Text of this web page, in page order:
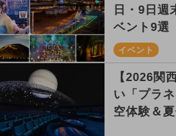
日・9日週
ベント9選
イベント
【2026関
い「プラ
空体験＆